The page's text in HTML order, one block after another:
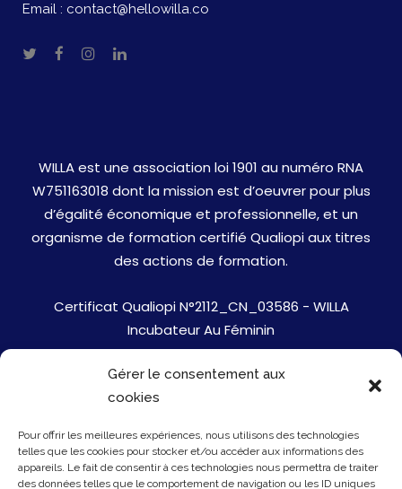
Gérer le consentement aux
cookies
Pour offrir les meilleures expériences, nous utilisons des technologies
telles que les cookies pour stocker et/ou accéder aux informations des
appareils. Le fait de consentir à ces technologies nous permettra de traiter
des données telles que le comportement de navigation ou les ID uniques
Email : contact@hellowilla.co
WILLA est une association loi 1901 au numéro RNA
W751163018 dont la mission est d’oeuvrer pour plus
d’égalité économique et professionnelle, et un
organisme de formation certifié Qualiopi aux titres
des actions de formation.
Certificat Qualiopi N°2112_CN_03586 - WILLA
Incubateur Au Féminin
Jobs
Mentions Légales
Politique de cookies